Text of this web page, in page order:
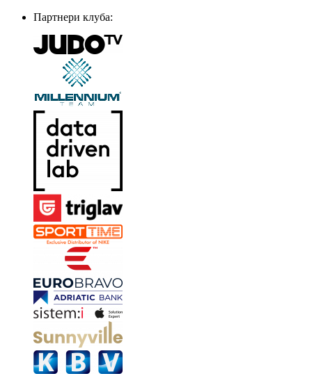
Партнери клуба: